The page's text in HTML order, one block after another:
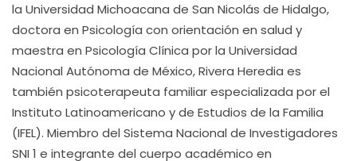
la Universidad Michoacana de San Nicolás de Hidalgo,
doctora en Psicología con orientación en salud y
maestra en Psicología Clínica por la Universidad
Nacional Autónoma de México, Rivera Heredia es
también psicoterapeuta familiar especializada por el
Instituto Latinoamericano y de Estudios de la Familia
(IFEL). Miembro del Sistema Nacional de Investigadores
SNI 1 e integrante del cuerpo académico en